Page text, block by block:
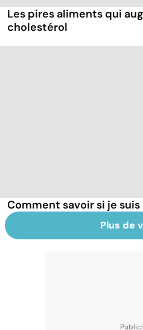
Les pires aliments qui
cholestérol
Comment savoir si je
Plus de